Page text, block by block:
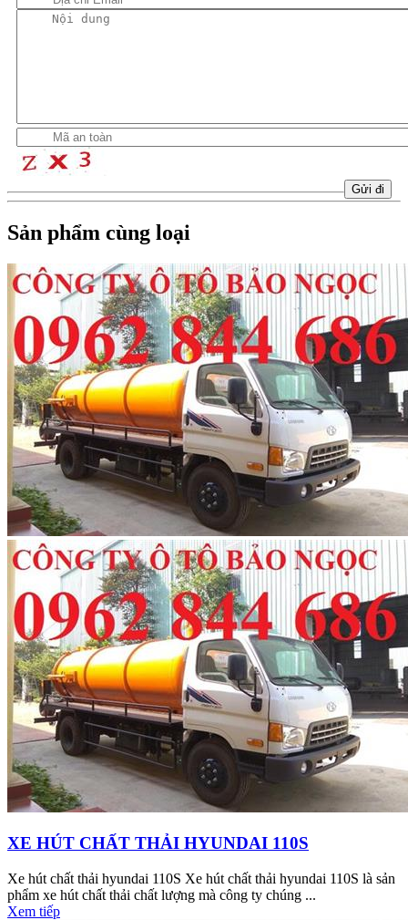
Sản phẩm cùng loại
XE HÚT CHẤT THẢI HYUNDAI 110S
Xe hút chất thải hyundai 110S Xe hút chất thải hyundai 110S là sản
phẩm xe hút chất thải chất lượng mà công ty chúng ...
Xem tiếp